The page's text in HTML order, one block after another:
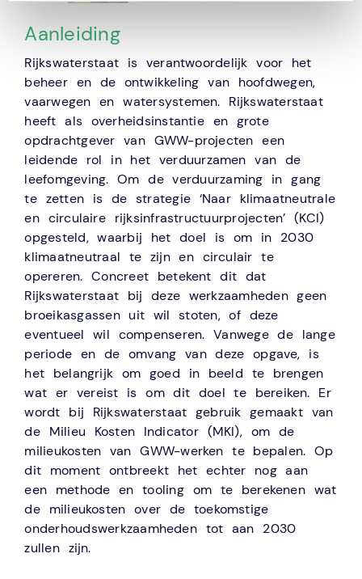
Aanleiding
Rijkswaterstaat is verantwoordelijk voor het
beheer en de ontwikkeling van hoofdwegen,
vaarwegen en watersystemen. Rijkswaterstaat
heeft als overheidsinstantie en grote
opdrachtgever van GWW-projecten een
leidende rol in het verduurzamen van de
leefomgeving. Om de verduurzaming in gang
te zetten is de strategie ‘Naar klimaatneutrale
en circulaire rijksinfrastructuurprojecten’ (KCI)
opgesteld, waarbij het doel is om in 2030
klimaatneutraal te zijn en circulair te
opereren. Concreet betekent dit dat
Rijkswaterstaat bij deze werkzaamheden geen
broeikasgassen uit wil stoten, of deze
eventueel wil compenseren. Vanwege de lange
periode en de omvang van deze opgave, is
het belangrijk om goed in beeld te brengen
wat er vereist is om dit doel te bereiken. Er
wordt bij Rijkswaterstaat gebruik gemaakt van
de Milieu Kosten Indicator (MKI), om de
milieukosten van GWW-werken te bepalen. Op
dit moment ontbreekt het echter nog aan
een methode en tooling om te berekenen wat
de milieukosten over de toekomstige
onderhoudswerkzaamheden tot aan 2030
zullen zijn.